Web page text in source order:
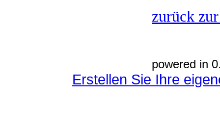
zurück
powered in
Erstellen Sie Ihre